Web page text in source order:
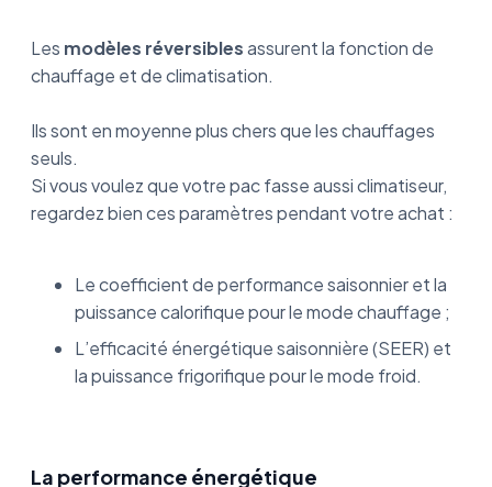
Les modèles réversiblesassurent la fonction de
chauffage et de climatisation.
Ils sont en moyenne plus chers que les chauffages
seuls.
Si vous voulez que votre pac fasse aussi climatiseur,
regardez bien ces paramètres pendant votre achat :
Le coefficient de performance saisonnier et la
puissance calorifique pour le mode chauffage ;
L’efficacité énergétique saisonnière (SEER) et
la puissance frigorifique pour le mode froid.
La performance énergétique